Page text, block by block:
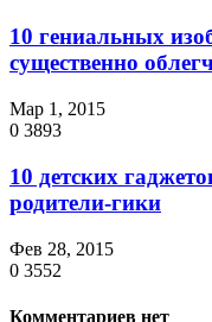
10 гениальных
существенно
Мар 1, 2015
0 3893
10 детских
родители-гики
Фев 28, 2015
0 3552
Комментариев нет